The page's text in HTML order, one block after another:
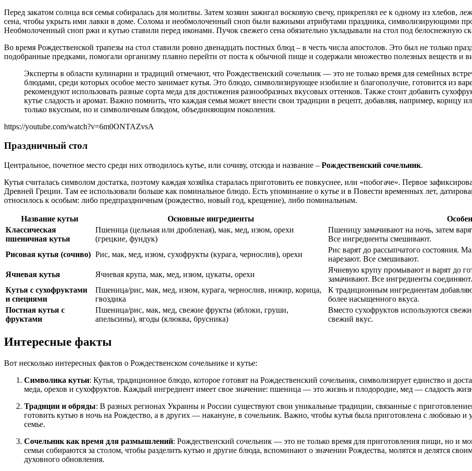
Перед закатом солнца вся семья собиралась для молитвы. Затем хозяин зажигал восковую свечу, прикреплял ее к одному из хлебов,
сена, чтобы укрыть ими лавки в доме. Солома и необмолоченный сноп были важными атрибутами праздника, символизирующими
Необмолоченный сноп ржи и кутью ставили перед иконами. Пучок свежего сена обязательно укладывали на стол под белоснежную
Во время Рождественской трапезы на стол ставили ровно двенадцать постных блюд – в честь числа апостолов. Это был не только
подобранные предками, помогали организму плавно перейти от поста к обычной пище и содержали множество полезных веществ и
Эксперты в области кулинарии и традиций отмечают, что Рождественский сочельник — это не только время для семейных
блюдами, среди которых особое место занимает кутья. Это блюдо, символизирующее изобилие и благополучие, готовится из
рекомендуют использовать разные сорта меда для достижения разнообразных вкусовых оттенков. Также стоит добавить
кутье сладость и аромат. Важно помнить, что каждая семья может внести свои традиции в рецепт, добавляя, например, корицу
только вкусным, но и символичным блюдом, объединяющим поколения.
https://youtube.com/watch?v=6m0ONTAZvsA
Праздничный стол
Центральное, почетное место среди них отводилось кутье, или сочиву, отсюда и название – Рождественский сочельник.
Кутья считалась символом достатка, поэтому каждая хозяйка старалась приготовить ее повкуснее, или «побогаче». Первое
Древней Греции. Там ее использовали больше как поминальное блюдо. Есть упоминание о кутье и в Повести временных лет,
относилось к особым: либо предпраздничным (рождество, новый год, крещение), либо поминальным.
Название кутьи Основные ингредиенты
Классическая
пшеничная кутья
Пшеница (цельная или дробленая), мак, мед, изюм, орехи
(грецкие, фундук)
Пшеницу замачивают на ночь, затем
Все ингредиенты смешивают.
Рисовая кутья (сочиво) Рис, мак, мед, изюм, сухофрукты (курага, чернослив), орехи
Рис варят до рассыпчатого состояния.
нарезают. Все смешивают.
Ячневая кутья
Ячневая крупа, мак, мед, изюм, цукаты, орехи
Ячневую крупу промывают и варят до
замачивают. Все ингредиенты соединяют.
Кутья с сухофруктами
и специями
Пшеница/рис, мак, мед, изюм, курага, чернослив, инжир, корица,
гвоздика
К традиционным ингредиентам
более насыщенного вкуса.
Постная кутья с
фруктами
Пшеница/рис, мак, мед, свежие фрукты (яблоки, груши,
апельсины), ягоды (клюква, брусника)
Вместо сухофруктов используются
свежий вкус.
Интересные факты
Вот несколько интересных фактов о Рождественском сочельнике и кутье:
Символика кутьи: Кутья, традиционное блюдо, которое готовят на Рождественский сочельник, символизирует единство и
меда, орехов и сухофруктов. Каждый ингредиент имеет свое значение: пшеница — это жизнь и плодородие, мед — сладость
Традиции и обряды: В разных регионах Украины и России существуют свои уникальные традиции, связанные с
готовить кутью в ночь на Рождество, а в других — накануне, в сочельник. Важно, чтобы кутья была приготовлена с любовью и
семье.
Сочельник как время для размышлений: Рождественский сочельник — это не только время для приготовления пищи, но и
семьи собираются за столом, чтобы разделить кутью и другие блюда, вспоминают о значении Рождества, молятся и делятся
духовного обновления.